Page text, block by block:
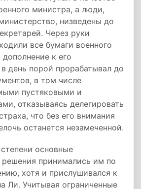
министра, а люди,
низведены до
Через руки
все бумаги военного
к его
день порой прорабатывал до
в том числе
пустяковыми и
отказываясь делегировать
что без его внимания
останется незамеченной.
основные
решения принимались им по
хотя и прислушивался к
Ли. Учитывая ограниченные